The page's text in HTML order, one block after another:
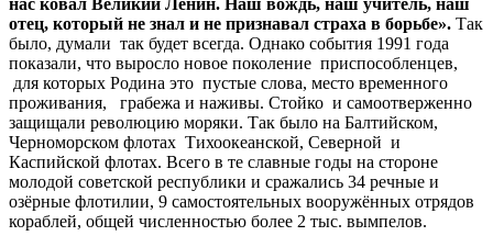
отец, который не знал и не признавал страха в борьбе». Так
было, думали так будет всегда. Однако события 1991 года
показали, что выросло новое поколение приспособленцев,
для которых Родина это пустые слова, место временного
проживания, грабежа и наживы. Стойко и самоотверженно
защищали революцию моряки. Так было на Балтийском,
Черноморском флотах Тихоокеанской, Северной и
Каспийской флотах. Всего в те славные годы на стороне
молодой советской республики и сражались 34 речные и
озёрные флотилии, 9 самостоятельных вооружённых отрядов
кораблей, общей численностью более 2 тыс. вымпелов.